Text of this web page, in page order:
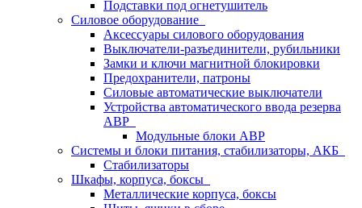
Подставки под огнетушитель
Силовое оборудование
Аксессуары силового оборудования
Выключатели-разъединители, рубильники
Замки и ключи магнитной блокировки
Предохранители, патроны
Силовые автоматические выключатели
Устройства автоматического ввода резерва
АВР
Модульные блоки АВР
Системы и блоки питания, стабилизаторы, АКБ
Стабилизаторы
Шкафы, корпуса, боксы
Металлические корпуса, боксы